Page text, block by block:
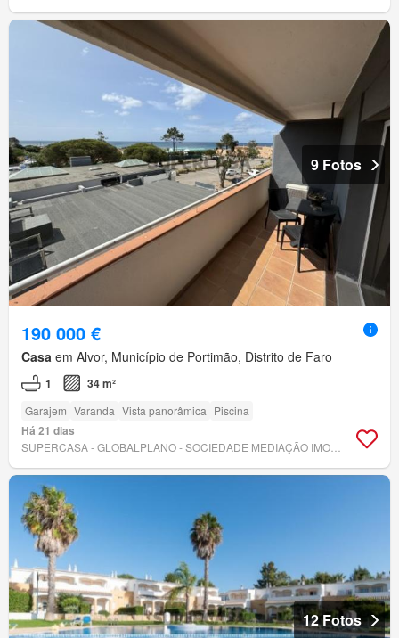
9 Fotos
190 000 €
Casa em Alvor, Município de Portimão, Distrito de Faro
1 34 m²
Garajem Varanda Vista panorâmica Piscina
Há 21 dias
12 Fotos